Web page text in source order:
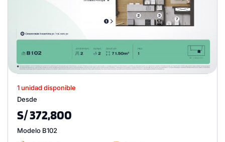
1 unidad disponible
Desde
S/ 372,800
Modelo B102